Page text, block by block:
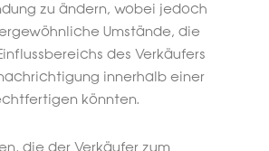
zu ändern, wobei jedoch
Umstände, die
des Verkäufers
innerhalb einer
könnten.
die der Verkäufer zum